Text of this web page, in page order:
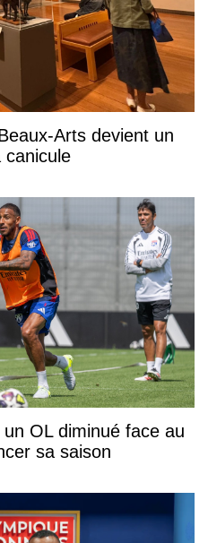
Arts devient un
canicule
OL diminué face au
sa saison